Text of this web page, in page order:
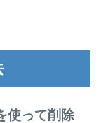
使って削除